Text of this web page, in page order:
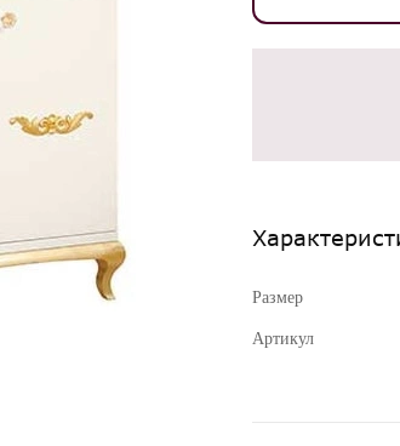
Размер
Артикул